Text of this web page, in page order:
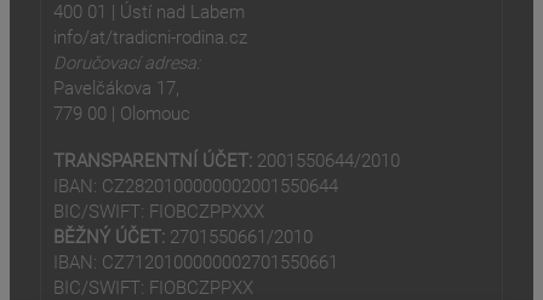
400 01 | Ústí nad Labem
info/at/tradicni-rodina.cz
Doručovací adresa:
Pavelčákova 17,
779 00 | Olomouc
TRANSPARENTNÍ ÚČET: 2001550644/2010
IBAN: CZ2820100000002001550644
BIC/SWIFT: FIOBCZPPXXX
BĚŽNÝ ÚČET: 2701550661/2010
IBAN: CZ7120100000002701550661
BIC/SWIFT: FIOBCZPPXX